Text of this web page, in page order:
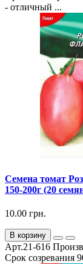
- отличный ...
Семена томат
150-200г (20
10.00 грн.
В корзину
Арт.21-616
Срок созревания